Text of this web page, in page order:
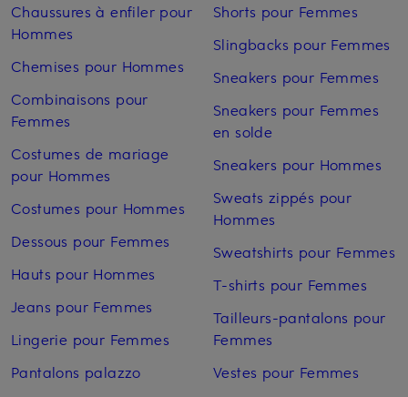
Chaussures à enfiler pour
Hommes
Chemises pour Hommes
Combinaisons pour
Femmes
Costumes de mariage
pour Hommes
Costumes pour Hommes
Dessous pour Femmes
Hauts pour Hommes
Jeans pour Femmes
Lingerie pour Femmes
Pantalons palazzo
Shorts pour Femmes
Slingbacks pour Femmes
Sneakers pour Femmes
Sneakers pour Femmes
en solde
Sneakers pour Hommes
Sweats zippés pour
Hommes
Sweatshirts pour Femmes
T-shirts pour Femmes
Tailleurs-pantalons pour
Femmes
Vestes pour Femmes